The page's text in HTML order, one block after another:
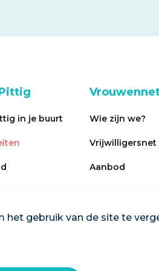
gebruik van de site te
in je buurt Wie zijn we?
Vrijwilligersnet
Aanbod
Contact